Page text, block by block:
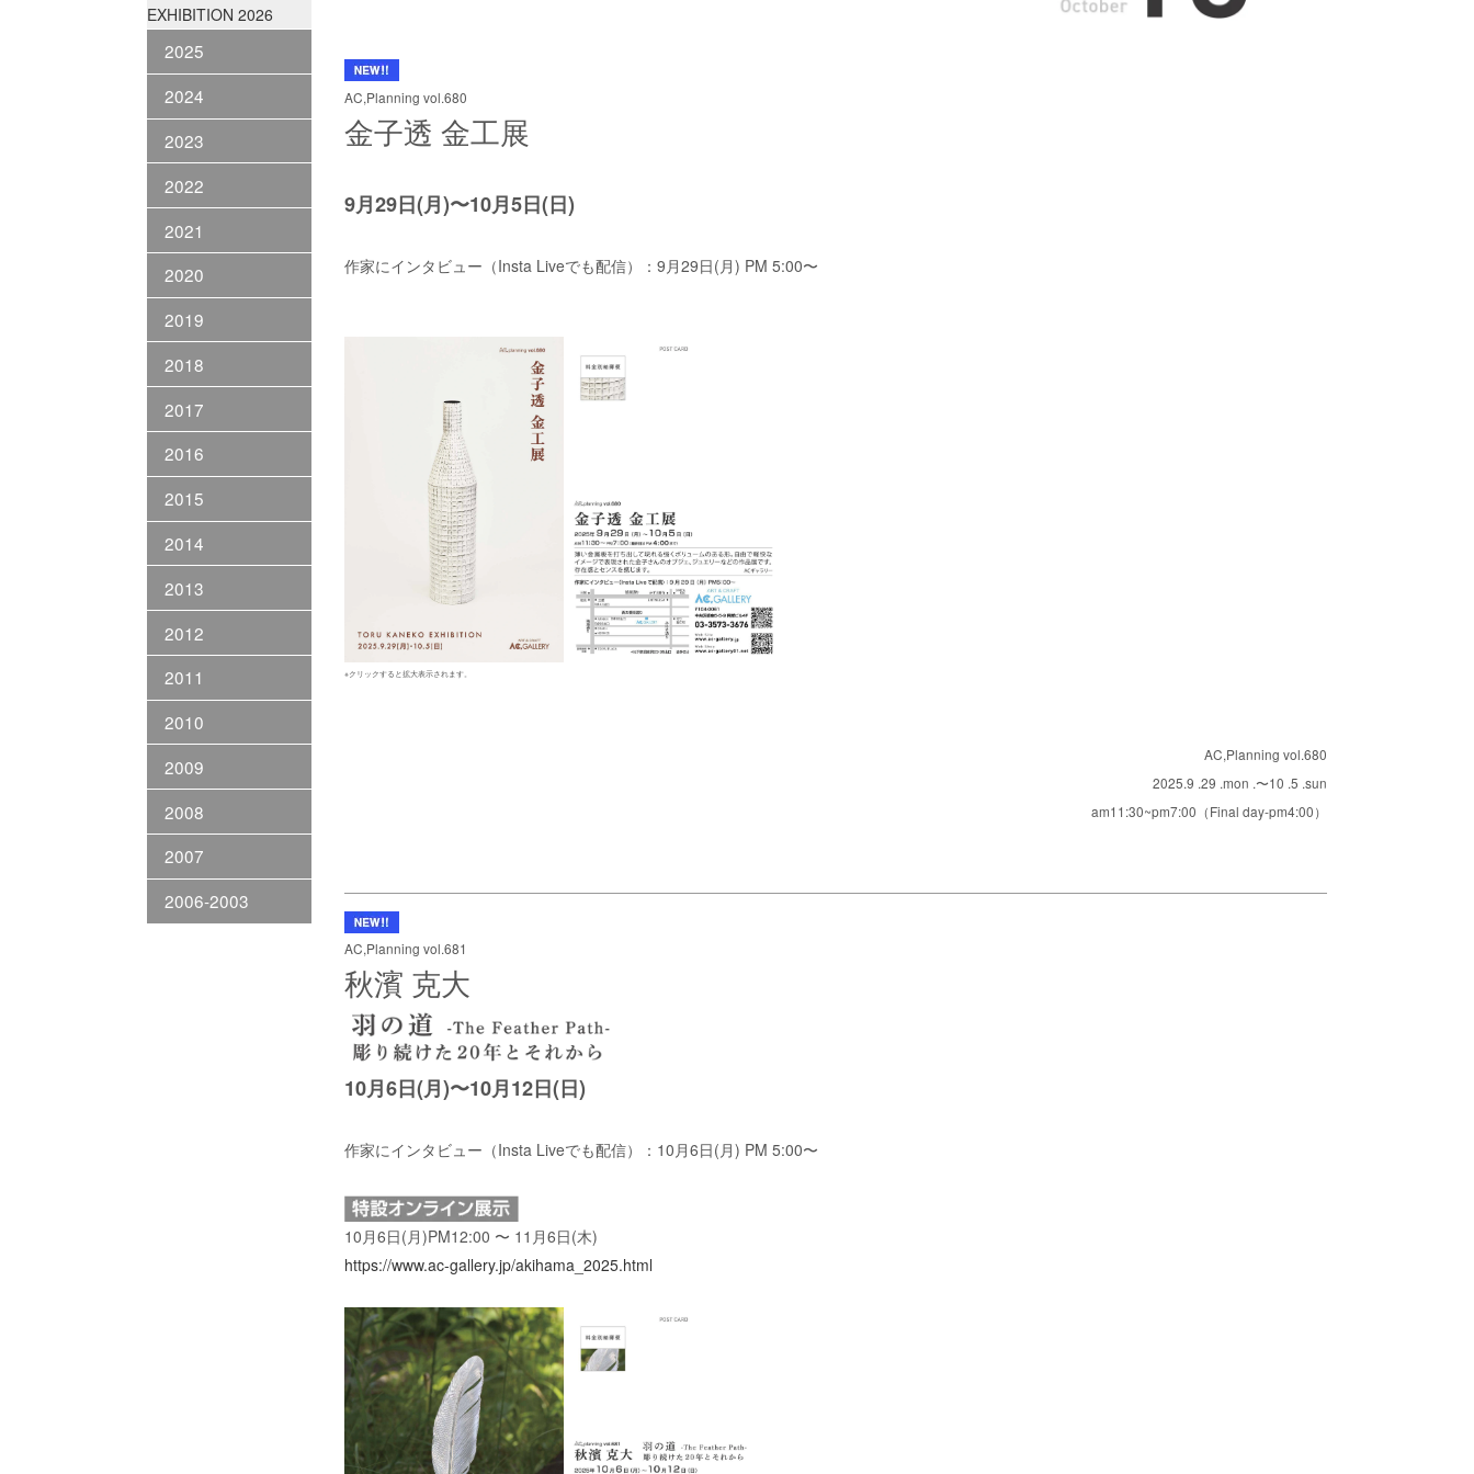
AC,Planning vol.680
金子透 金工展
9月29日(月)〜10月5日(日)
作家にインタビュー（Insta Liveでも配信）：9月29日(月) PM 5:00〜
※クリックすると拡大表示されます。
AC,Planning vol.680
2025.9 .29 .mon .〜10 .5 .sun
am11:30~pm7:00（Final day-pm4:00）
AC,Planning vol.681
秋濱 克大
10月6日(月)〜10月12日(日)
作家にインタビュー（Insta Liveでも配信）：10月6日(月) PM 5:00〜
10月6日(月)PM12:00 〜 11月6日(木)
https://www.ac-gallery.jp/akihama_2025.html
EXHIBITION 2026
2025
2024
2023
2022
2021
2020
2019
2018
2017
2016
2015
2014
2013
2012
2011
2010
2009
2008
2007
2006-2003